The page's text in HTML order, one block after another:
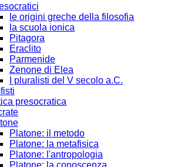
le origini greche della filosofia
la scuola ionica
Pitagora
Eraclito
Parmenide
Zenone di Elea
I pluralisti del V secolo a.C.
presocratica
Platone: il metodo
Platone: la metafisica
Platone: l'antropologia
Platone: la conoscenza